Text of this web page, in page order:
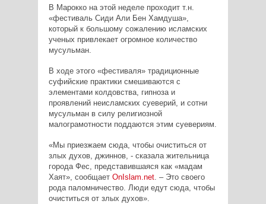
В Марокко на этой неделе проходит т.н.
«фестиваль Сиди Али Бен Хамдуша»,
который к большому сожалению исламских
ученых привлекает огромное количество
мусульман.
В ходе этого «фестиваля» традиционные
суфийские практики смешиваются с
элементами колдовства, гипноза и
проявлений неисламских суеверий, и сотни
мусульман в силу религиозной
малограмотности поддаются этим суевериям.
«Мы приезжаем сюда, чтобы очиститься от
злых духов, джиннов, - сказала жительница
города Фес, представившаяся как «мадам
Хаят», сообщает OnIslam.net. – Это своего
рода паломничество. Люди едут сюда, чтобы
очиститься от злых духов».